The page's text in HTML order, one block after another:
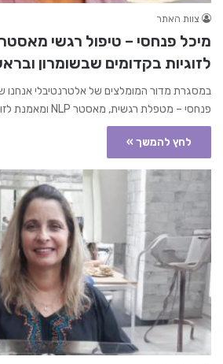
צוות האתר
לזוגיות בקדומים שבשומרון
במסגרת מדור המומלצים של אלטרנטיבלי אנחנו
פנחסי – מטפלת רגשית, מאסטר NLP ומאמנת לזוגיות בישוב…
לחץ להמשך »